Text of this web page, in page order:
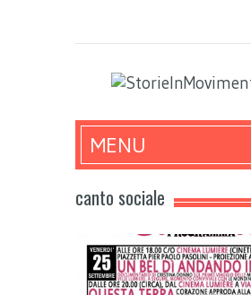
MENU
canto sociale